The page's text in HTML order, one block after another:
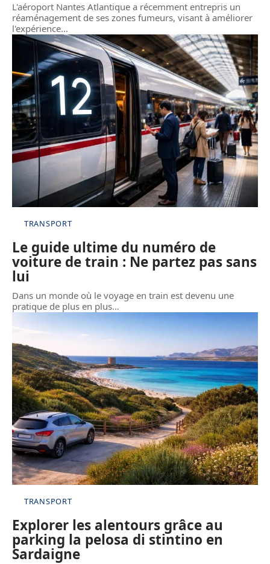
L'aéroport Nantes Atlantique a récemment entrepris un
réaménagement de ses zones fumeurs, visant à améliorer
l'expérience…
TRANSPORT
Le guide ultime du numéro de
voiture de train : Ne partez pas sans
lui
Dans un monde où le voyage en train est devenu une
pratique de plus en plus…
TRANSPORT
Explorer les alentours grâce au
parking la pelosa di stintino en
Sardaigne